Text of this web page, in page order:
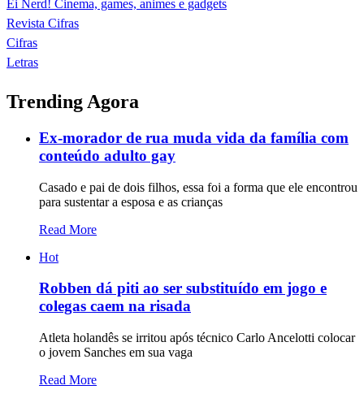
Ei Nerd! Cinema, games, animes e gadgets
Revista Cifras
Cifras
Letras
Trending Agora
Ex-morador de rua muda vida da família com
conteúdo adulto gay
Casado e pai de dois filhos, essa foi a forma que ele encontrou
para sustentar a esposa e as crianças
Read More
Hot
Robben dá piti ao ser substituído em jogo e
colegas caem na risada
Atleta holandês se irritou após técnico Carlo Ancelotti colocar
o jovem Sanches em sua vaga
Read More